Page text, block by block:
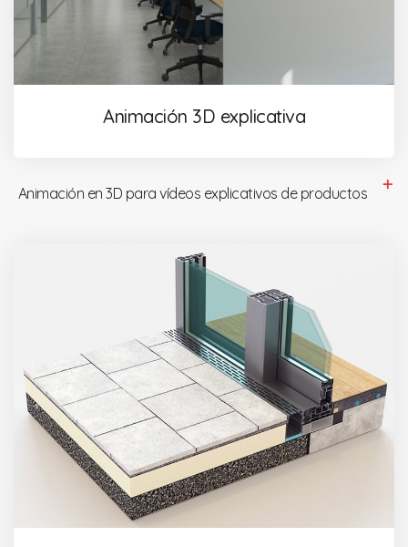
Animación 3D explicativa
Animación en 3D para vídeos explicativos de productos